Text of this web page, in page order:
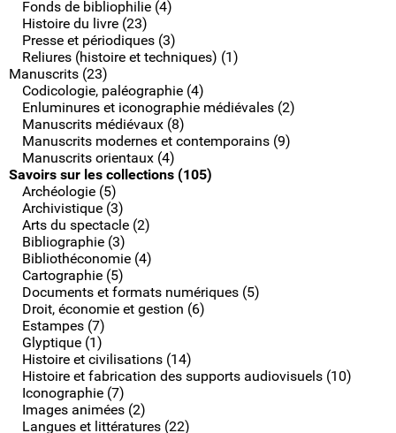
Fonds de bibliophilie (4)
Histoire du livre (23)
Presse et périodiques (3)
Reliures (histoire et techniques) (1)
Manuscrits (23)
Codicologie, paléographie (4)
Enluminures et iconographie médiévales (2)
Manuscrits médiévaux (8)
Manuscrits modernes et contemporains (9)
Manuscrits orientaux (4)
Savoirs sur les collections (105)
Archéologie (5)
Archivistique (3)
Arts du spectacle (2)
Bibliographie (3)
Bibliothéconomie (4)
Cartographie (5)
Documents et formats numériques (5)
Droit, économie et gestion (6)
Estampes (7)
Glyptique (1)
Histoire et civilisations (14)
Histoire et fabrication des supports audiovisuels (10)
Iconographie (7)
Images animées (2)
Langues et littératures (22)